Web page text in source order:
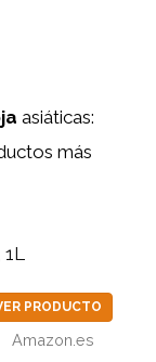
asiáticas:
más
1L
PRODUCTO
Amazon.es